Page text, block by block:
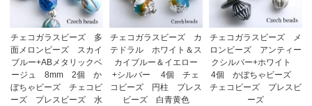
チェコガラスビーズ 多
面メロンビーズ スカイ
ブルー+ABメタリックベ
ージュ 8mm 2個 か
ぼちゃビーズ チェコビ
ーズ プレスビーズ 水
チェコガラスビーズ カ
テドラル ホワイト＆ス
カイブルー＆イエロー
+シルバー 4個 チェ
コビーズ 円柱 プレス
ビーズ 白青黄色
チェコガラスビーズ メ
ロンビーズ アンティー
クシルバー+ホワイト
4個 かぼちゃビーズ
チェコビーズ プレスビ
ーズ